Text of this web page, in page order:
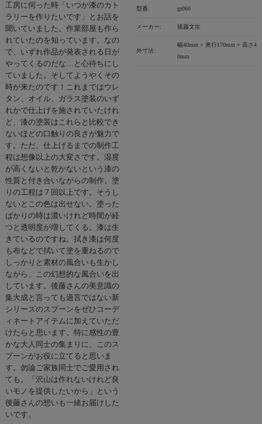
工房に伺った時「いつか漆のカト
ラリーを作りたいです」とお話を
聞いていました。作業部屋も作ら
れていたのを知っています。なの
で、いずれ作品が発表される日が
やってくるのだな…と心待ちにし
ていました。そしてようやくその
時が来たのです！これまではウレ
タン、オイル、ガラス塗装のいず
れかで仕上げを施されていたけれ
ど、漆の塗装はこれらと比較でき
ないほどの口触りの良さが魅力で
す。ただ、仕上げるまでの制作工
程は想像以上の大変さです。湿度
が高くないと乾かないという漆の
性質と付き合いながらの制作。塗
りの工程は７回以上です。そうし
ないとこの色は出せない。塗った
ばかりの時は濃いけれど時間が経
つと透明度が増してくる。漆は生
きているのですね。拭き漆は何度
も布などで拭いて塗を重ねるので
しっかりと素材の風合いも生かし
ながら、この幻想的な風合いを出
しています。後藤さんの美意識の
集大成と言っても過言ではない新
シリーズのスプーンをぜひコーデ
ィネートアイテムに加えていただ
けたらと思います。特に感性の豊
かな大人同士の集まりに、このス
プーンがお役に立てると思いま
す。勿論ご家族同士でご愛用され
ても。「沢山は作れないけれど良
いモノを提供したいから」という
後藤さんの想いも一緒お届けした
いです。
型番: gr060
メーカー: 後藤文生
外寸法:
幅40mm × 奥行170mm × 高さ4
0mm